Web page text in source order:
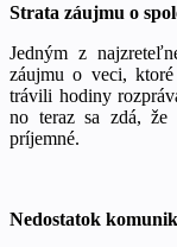
Strata záujmu o
Jedným z
záujmu o veci,
trávili hodiny
no teraz sa zdá,
príjemné.
Nedostatok